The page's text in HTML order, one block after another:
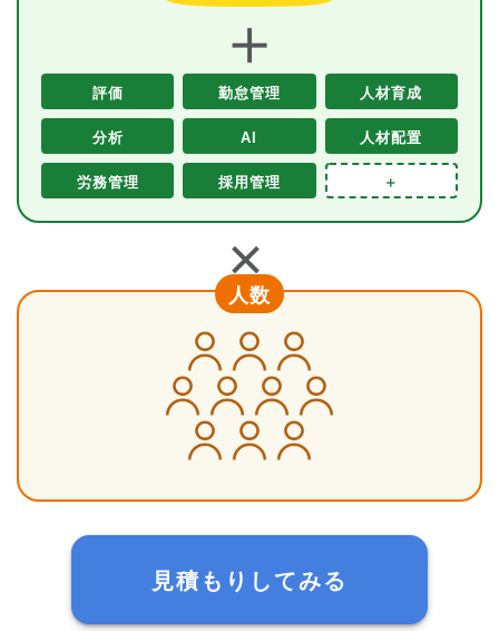
＋
評価 勤怠管理 人材育成
分析 AI 人材配置
労務管理 採用管理 ＋
＋
人数
見積もりしてみる